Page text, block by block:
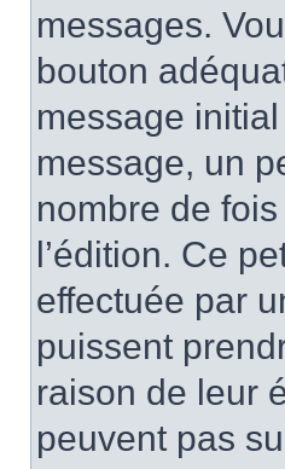
messages.
bouton
message
message, un
nombre de
l’édition. Ce
effectuée par
puissent
raison de leur
peuvent pas